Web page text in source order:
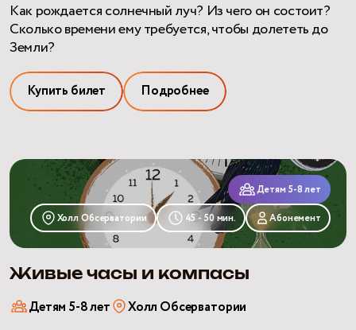
Как рождается солнечный луч? Из чего он состоит?
Сколько времени ему требуется, чтобы долететь до
Земли?
Купить билет Подробнее
Живые
часы
компасы
Детям 5-8 лет
Холл Обсерватории 45 - 50 мин. Абонемент
Живые часы и компасы
Детям 5-8 лет Холл Обсерватории